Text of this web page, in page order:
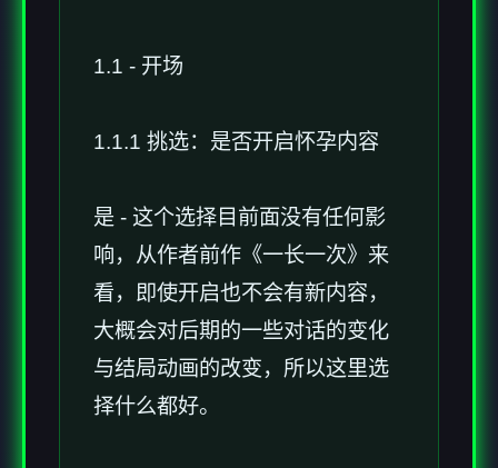
1.1 - 开场
1.1.1 挑选：是否开启怀孕内容
是 - 这个选择目前面没有任何影
响，从作者前作《一长一次》来
看，即使开启也不会有新内容，
大概会对后期的一些对话的变化
与结局动画的改变，所以这里选
择什么都好。